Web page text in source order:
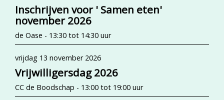
Inschrijven voor ' Samen eten'
november 2026
de Oase - 13:30 tot 14:30 uur
vrijdag 13 november 2026
Vrijwilligersdag 2026
CC de Boodschap - 13:00 tot 19:00 uur